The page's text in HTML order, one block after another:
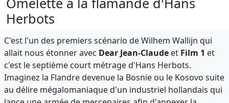
Herbots
C'est l'un des premiers scénario de Wilhem Wallijn qui
allait nous étonner avec Dear Jean-Claude et Film 1 et
c'est le septième court métrage d'Hans Herbots.
Imaginez la Flandre devenue la Bosnie ou le Kosovo suite
au délire mégalomaniaque d'un industriel hollandais qui